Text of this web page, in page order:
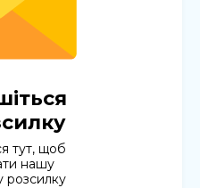
тут, щоб
нашу